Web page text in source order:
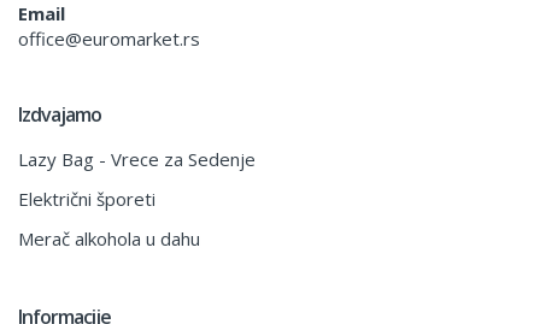
Email
office@euromarket.rs
Izdvajamo
Lazy Bag - Vrece za Sedenje
Električni šporeti
Merač alkohola u dahu
Informacije